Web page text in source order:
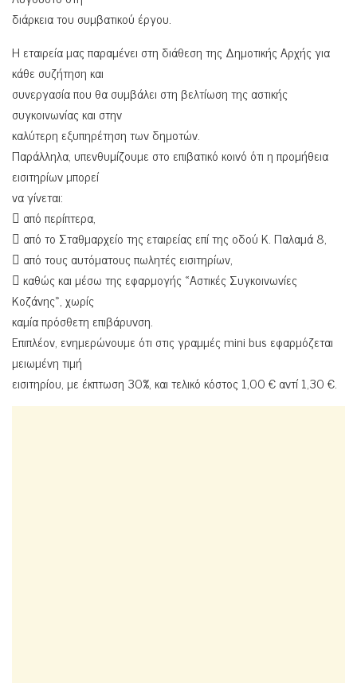
διάρκεια του συμβατικού έργου.
Η εταιρεία μας παραμένει στη διάθεση της Δημοτικής Αρχής για
κάθε συζήτηση και
συνεργασία που θα συμβάλει στη βελτίωση της αστικής
συγκοινωνίας και στην
καλύτερη εξυπηρέτηση των δημοτών.
Παράλληλα, υπενθυμίζουμε στο επιβατικό κοινό ότι η προμήθεια
εισιτηρίων μπορεί
να γίνεται:
 από περίπτερα,
 από το Σταθμαρχείο της εταιρείας επί της οδού Κ. Παλαμά 8,
 από τους αυτόματους πωλητές εισιτηρίων,
 καθώς και μέσω της εφαρμογής «Αστικές Συγκοινωνίες
Κοζάνης», χωρίς
καμία πρόσθετη επιβάρυνση.
Επιπλέον, ενημερώνουμε ότι στις γραμμές mini bus εφαρμόζεται
μειωμένη τιμή
εισιτηρίου, με έκπτωση 30%, και τελικό κόστος 1,00 € αντί 1,30 €.